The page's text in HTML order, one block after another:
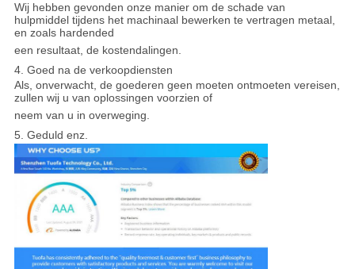
Wij hebben gevonden onze manier om de schade van
hulpmiddel tijdens het machinaal bewerken te vertragen metaal,
en zoals hardended
een resultaat, de kostendalingen.
4. Goed na de verkoopdiensten
Als, onverwacht, de goederen geen moeten ontmoeten vereisen,
zullen wij u van oplossingen voorzien of
neem van u in overweging.
5. Geduld enz.